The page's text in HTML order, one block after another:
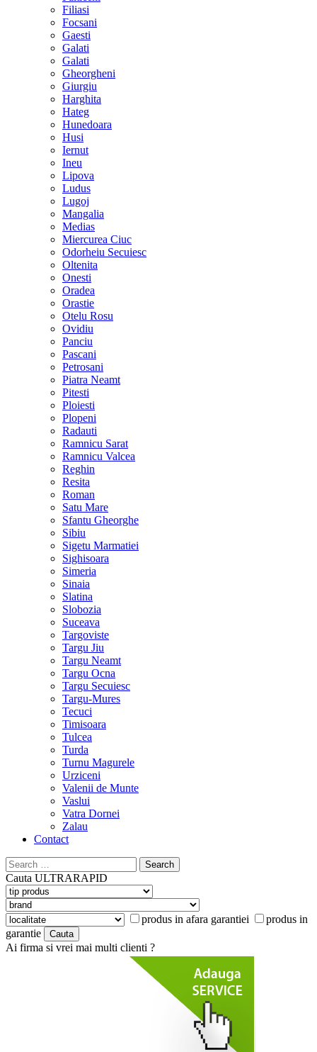
Filiasi
Focsani
Gaesti
Galati
Galati
Gheorgheni
Giurgiu
Harghita
Hateg
Hunedoara
Husi
Iernut
Ineu
Lipova
Ludus
Lugoj
Mangalia
Medias
Miercurea Ciuc
Odorheiu Secuiesc
Oltenita
Onesti
Oradea
Orastie
Otelu Rosu
Ovidiu
Panciu
Pascani
Petrosani
Piatra Neamt
Pitesti
Ploiesti
Plopeni
Radauti
Ramnicu Sarat
Ramnicu Valcea
Reghin
Resita
Roman
Satu Mare
Sfantu Gheorghe
Sibiu
Sigetu Marmatiei
Sighisoara
Simeria
Sinaia
Slatina
Slobozia
Suceava
Targoviste
Targu Jiu
Targu Neamt
Targu Ocna
Targu Secuiesc
Targu-Mures
Tecuci
Timisoara
Tulcea
Turda
Turnu Magurele
Urziceni
Valenii de Munte
Vaslui
Vatra Dornei
Zalau
Contact
Search
for:
Cauta ULTRARAPID
produs in afara garantiei
produs in
garantie
Ai firma si vrei mai multi clienti ?